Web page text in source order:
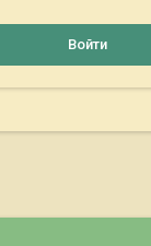
Войти